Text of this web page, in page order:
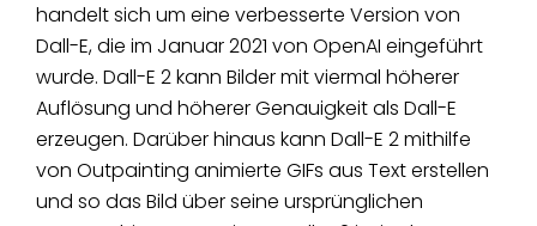
handelt sich um eine verbesserte Version von
Dall-E, die im Januar 2021 von OpenAI eingeführt
wurde. Dall-E 2 kann Bilder mit viermal höherer
Auflösung und höherer Genauigkeit als Dall-E
erzeugen. Darüber hinaus kann Dall-E 2 mithilfe
von Outpainting animierte GIFs aus Text erstellen
und so das Bild über seine ursprünglichen